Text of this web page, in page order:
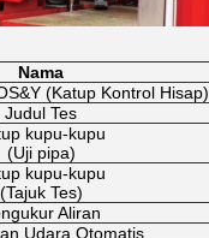
Nama
(Katup Kontrol Hisap)
Judul Tes
kupu-kupu
(Uji pipa)
kupu-kupu
(Tajuk Tes)
Aliran
Udara Otomatis